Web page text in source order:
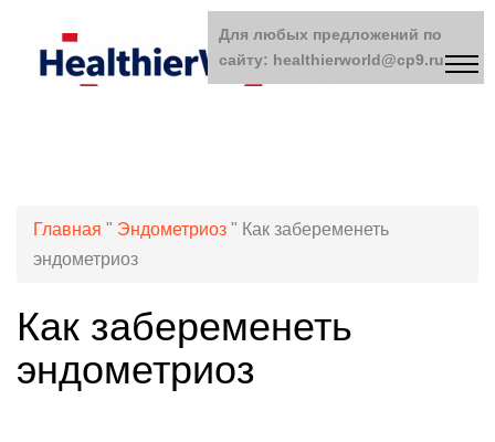
Главная " Эндометриоз " Как забеременеть
эндометриоз
Как забеременеть
эндометриоз
Для любых предложений по
сайту: healthierworld@cp9.ru